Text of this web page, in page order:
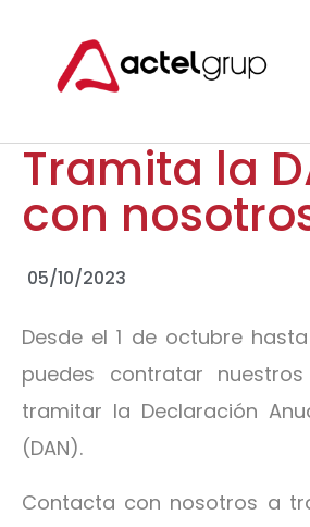
Tramita la
con
05/10/2023
Desde el 1 de octubre
puedes contratar
tramitar la Declaración
(DAN).
Contacta con nosotros a